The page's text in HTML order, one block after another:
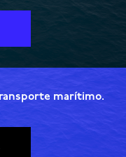
marítimo.